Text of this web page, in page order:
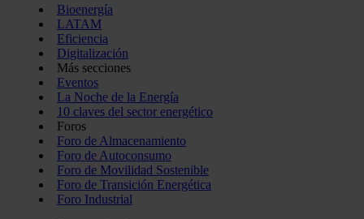
Bioenergía
LATAM
Eficiencia
Digitalización
Más secciones
Eventos
La Noche de la Energía
10 claves del sector energético
Foros
Foro de Almacenamiento
Foro de Autoconsumo
Foro de Movilidad Sostenible
Foro de Transición Energética
Foro Industrial